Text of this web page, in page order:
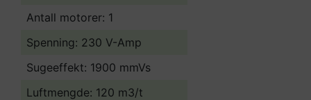
Antall motorer: 1
Spenning: 230 V-Amp
Sugeeffekt: 1900 mmVs
Luftmengde: 120 m3/t